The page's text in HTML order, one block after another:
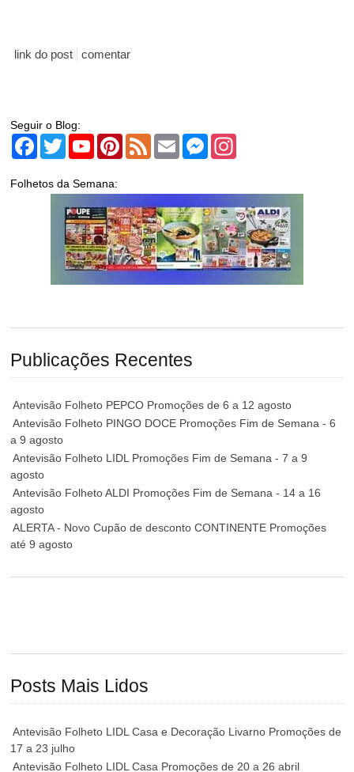
link do post comentar
Seguir o Blog:
Facebook
TwitterYouTubePinterest
Feed Email Messenger
Folhetos da Semana:
Publicações Recentes
Antevisão Folheto PEPCO Promoções de 6 a 12 agosto
Antevisão Folheto PINGO DOCE Promoções Fim de Semana - 6
a 9 agosto
Antevisão Folheto LIDL Promoções Fim de Semana - 7 a 9
agosto
Antevisão Folheto ALDI Promoções Fim de Semana - 14 a 16
agosto
ALERTA - Novo Cupão de desconto CONTINENTE Promoções
até 9 agosto
Posts Mais Lidos
Antevisão Folheto LIDL Casa e Decoração Livarno Promoções de
17 a 23 julho
Antevisão Folheto LIDL Casa Promoções de 20 a 26 abril